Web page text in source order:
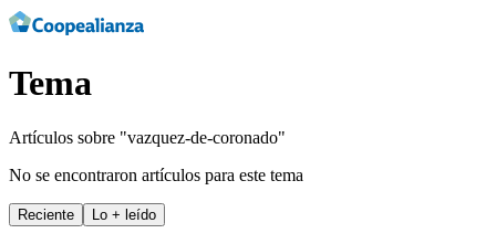
Tema
Artículos sobre "vazquez-de-coronado"
No se encontraron artículos para este tema
Reciente Lo + leído